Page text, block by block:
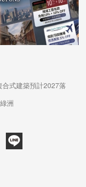
式建築預計2027落
洲